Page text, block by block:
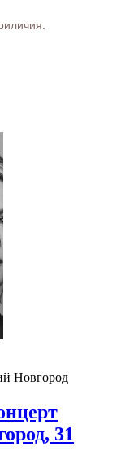
Новгород
31